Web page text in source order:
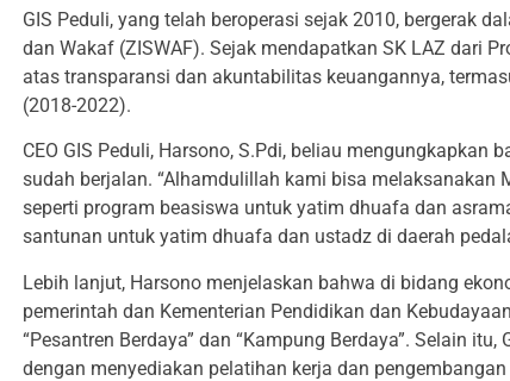
GIS Peduli, yang telah beroperasi sejak 2010, bergerak
dan Wakaf (ZISWAF). Sejak mendapatkan SK LAZ dari
atas transparansi dan akuntabilitas keuangannya,
(2018-2022).
CEO GIS Peduli, Harsono, S.Pdi, beliau
sudah berjalan. “Alhamdulillah kami bisa melaksanakan
seperti program beasiswa untuk yatim dhuafa dan
santunan untuk yatim dhuafa dan ustadz di daerah
Lebih lanjut, Harsono menjelaskan bahwa di bidang
pemerintah dan Kementerian Pendidikan dan
“Pesantren Berdaya” dan “Kampung Berdaya”. Selain
dengan menyediakan pelatihan kerja dan